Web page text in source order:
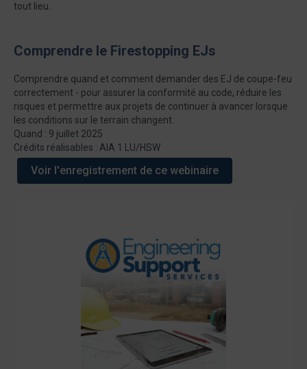
tout lieu.
Comprendre le Firestopping EJs
Comprendre quand et comment demander des EJ de coupe-feu
correctement - pour assurer la conformité au code, réduire les
risques et permettre aux projets de continuer à avancer lorsque
les conditions sur le terrain changent.
Quand : 9 juillet 2025
Crédits réalisables : AIA 1 LU/HSW
Voir l'enregistrement de ce webinaire